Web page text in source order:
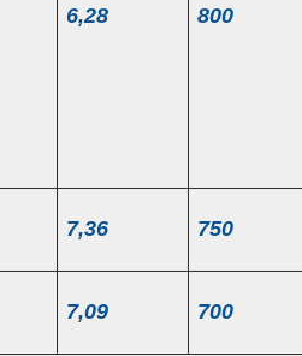
6,28 800
7,36 750
7,09 700